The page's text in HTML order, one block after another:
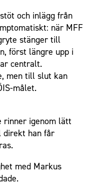
och inlägg från
när MFF
stänger till
först längre upp i
centralt.
men till slut kan
målet.
rinner igenom lätt
direkt han får
med Markus